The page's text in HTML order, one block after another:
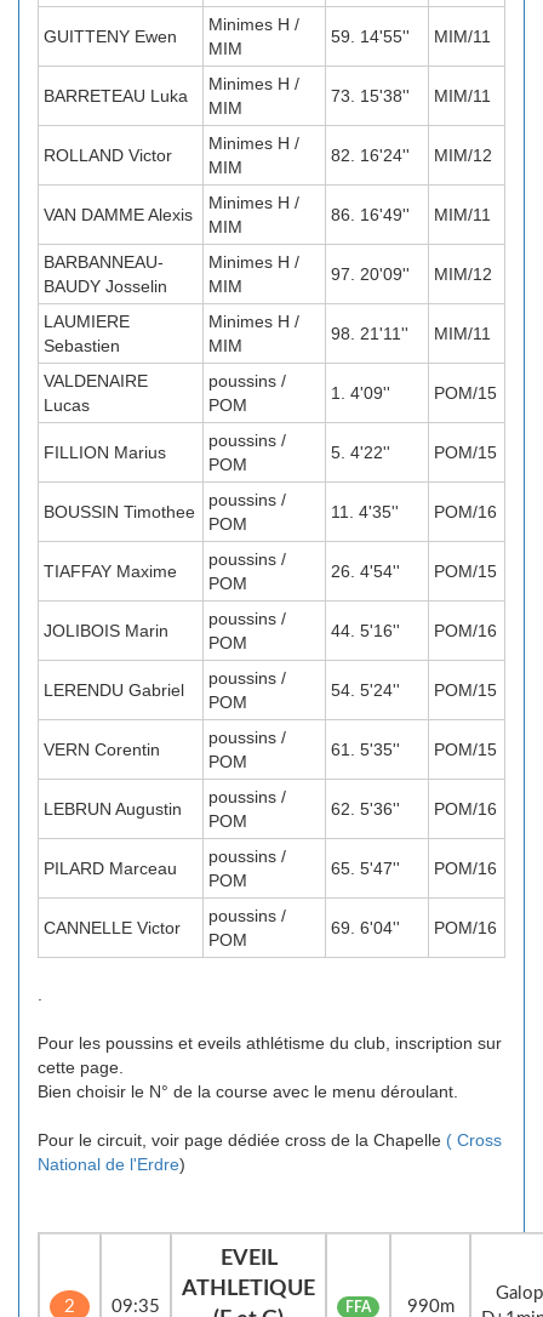
GUITTENY Ewen
Minimes H /
MIM
59. 14'55'' MIM/11
BARRETEAU Luka
Minimes H /
MIM
73. 15'38'' MIM/11
ROLLAND Victor
Minimes H /
MIM
82. 16'24'' MIM/12
VAN DAMME Alexis
Minimes H /
MIM
86. 16'49'' MIM/11
BARBANNEAU-
BAUDY Josselin
Minimes H /
MIM
97. 20'09'' MIM/12
LAUMIERE
Sebastien
Minimes H /
MIM
98. 21'11'' MIM/11
VALDENAIRE
Lucas
poussins /
POM
1. 4'09'' POM/15
FILLION Marius
poussins /
POM
5. 4'22'' POM/15
BOUSSIN Timothee
poussins /
POM
11. 4'35'' POM/16
TIAFFAY Maxime
poussins /
POM
26. 4'54'' POM/15
JOLIBOIS Marin
poussins /
POM
44. 5'16'' POM/16
LERENDU Gabriel
poussins /
POM
54. 5'24'' POM/15
VERN Corentin
poussins /
POM
61. 5'35'' POM/15
LEBRUN Augustin
poussins /
POM
62. 5'36'' POM/16
PILARD Marceau
poussins /
POM
65. 5'47'' POM/16
CANNELLE Victor
poussins /
POM
69. 6'04'' POM/16
Pour les poussins et eveils athlétisme du club, inscription sur
cette page.
Bien choisir le N° de la course avec le menu déroulant.
Pour le circuit, voir page dédiée cross de la Chapelle ( Cross
National de l'Erdre)
2 09:35
EVEIL
ATHLETIQUE
FFA 990m